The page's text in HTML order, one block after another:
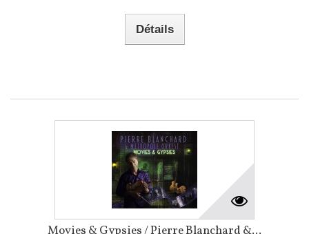
Détails